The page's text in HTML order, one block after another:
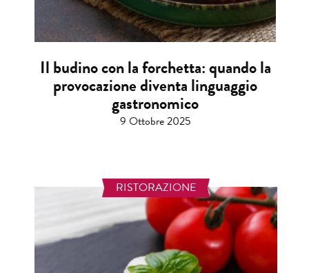
Il budino con la forchetta: quando la
provocazione diventa linguaggio
gastronomico
9 Ottobre 2025
RISTORAZIONE